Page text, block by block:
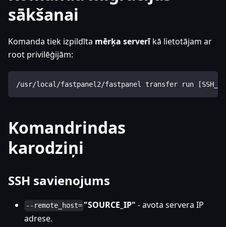
sākšanai
Komanda tiek izpildīta mērķa serverīkā lietotājam ar
root privilēģijām:
/usr/local/fastpanel2/fastpanel transfer run
Komandrindas
karodziņi
SSH savienojums
--remote_host= "SOURCE_IP" - avota servera IP
adrese.